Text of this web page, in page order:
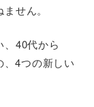
せん。
、40代から
4つの新しい